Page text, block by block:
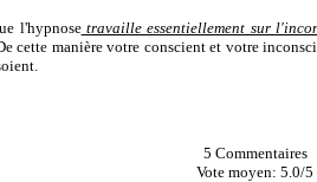
l'hypnosetravaille essentiellement sur
cette manière votre conscient et votre
5 Commentaires
Vote moyen: 5.0/5